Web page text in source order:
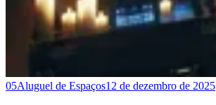
05Aluguel de Espaços12 de dezembro de 2025